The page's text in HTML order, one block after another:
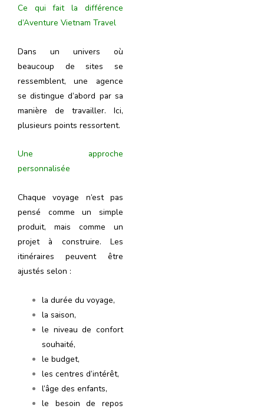
Ce qui fait la différence
d’Aventure Vietnam Travel
Dans un univers où
beaucoup de sites se
ressemblent, une agence
se distingue d’abord par sa
manière de travailler. Ici,
plusieurs points ressortent.
Une approche
personnalisée
Chaque voyage n’est pas
pensé comme un simple
produit, mais comme un
projet à construire. Les
itinéraires peuvent être
ajustés selon :
la durée du voyage,
la saison,
le niveau de confort
souhaité,
le budget,
les centres d’intérêt,
l’âge des enfants,
le besoin de repos